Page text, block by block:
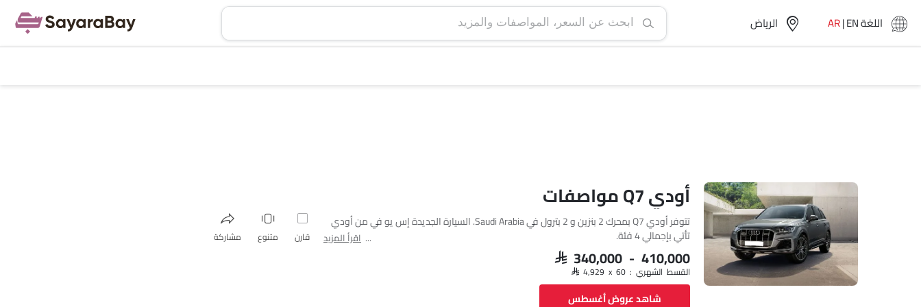
الرياض‎ اللغةEN
|
AR
أودي Q7 مواصفات
تتوفر أودي Q7 بمحرك 2 بنزين و 2 بترول في Saudi Arabia. السيارة الجديدة إس يو في من أودي
تأتي بإجمالي 4 فئة.
اقرأ المزيد
SAR 340,000 - 410,000
القسط الشهري : SAR 4,929 x 60
شاهد عروض أغسطس
قارن متنوع مشاركة